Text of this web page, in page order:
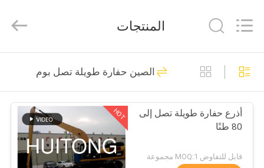
المنزل
المنتجات
Ltd..
Reserved.
حفارة روك دلو
258
المنتجات
الصين حفارة طويلة تصل بوم
HOT
أذرع حفارة طويلة تصل إلى
80 طنًا
قابل للتفاوض MOQ:1 مجموعة